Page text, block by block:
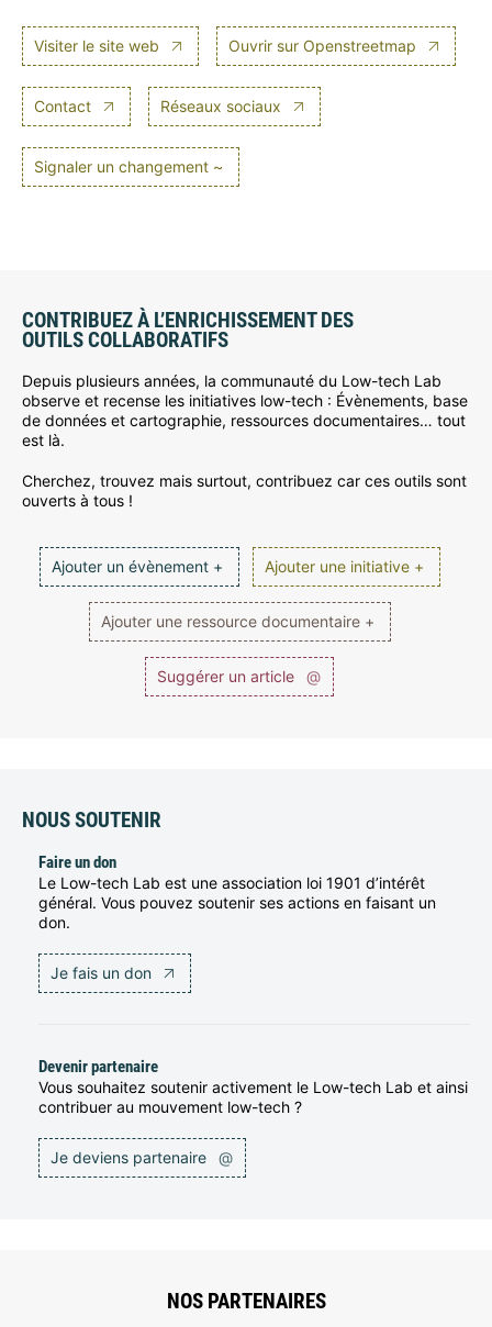
Visiter le site web Ouvrir sur Openstreetmap
Contact Réseaux sociaux
Signaler un changement ~
CONTRIBUEZ À L’ENRICHISSEMENT DES
OUTILS COLLABORATIFS
Depuis plusieurs années, la communauté du Low-tech Lab
observe et recense les initiatives low-tech : Évènements, base
de données et cartographie, ressources documentaires… tout
est là.
Cherchez, trouvez mais surtout, contribuez car ces outils sont
ouverts à tous !
Ajouter un évènement + Ajouter une initiative +
Ajouter une ressource documentaire +
Suggérer un article @
NOUS SOUTENIR
Faire un don
Le Low-tech Lab est une association loi 1901 d’intérêt
général. Vous pouvez soutenir ses actions en faisant un
don.
Je fais un don
Devenir partenaire
Vous souhaitez soutenir activement le Low-tech Lab et ainsi
contribuer au mouvement low-tech ?
Je deviens partenaire @
NOS PARTENAIRES